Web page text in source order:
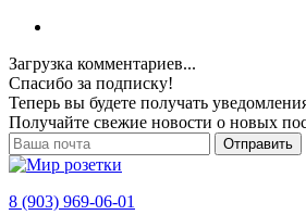
Загрузка комментариев...
Спасибо за подписку!
Теперь вы будете получать
Получайте свежие новости о новых
Отправить
8 (903) 969-06-01